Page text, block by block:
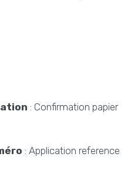
: Confirmation papier
: Application reference